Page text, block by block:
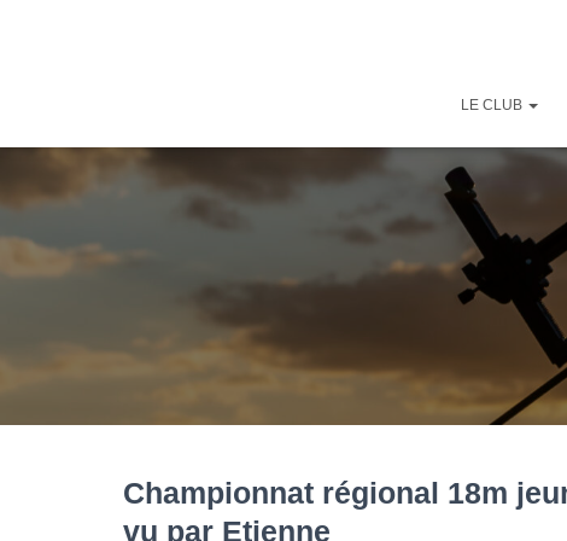
LE CLUB
Championnat régional 18m
vu par Etienne